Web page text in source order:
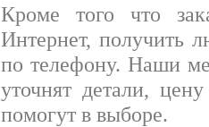
Кроме того что
Интернет, получить
по телефону. Наши
уточнят детали,
помогут в выборе.